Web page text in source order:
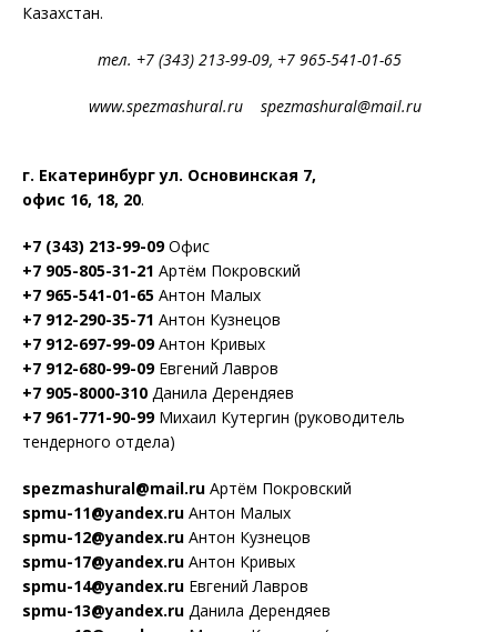
Казахстан.
тел. +7 (343) 213-99-09, +7 965-541-01-65
www.spezmashural.ru spezmashural@mail.ru
г. Екатеринбург ул. Основинская 7,
офис 16, 18, 20.
+7 (343) 213-99-09Офис
+7 905-805-31-21 Артём Покровский
+7 965-541-01-65 Антон Малых
+7 912-290-35-71 Антон Кузнецов
+7 912-697-99-09Антон Кривых
+7 912-680-99-09Евгений Лавров
+7 905-8000-310 Данила Дерендяев
+7 961-771-90-99Михаил Кутергин (руководитель
тендерного отдела)
spezmashural@mail.ru Артём Покровский
spmu-11@yandex.ru Антон Малых
spmu-12@yandex.ru Антон Кузнецов
spmu-17@yandex.ru Антон Кривых
spmu-14@yandex.ru Евгений Лавров
spmu-13@yandex.ru Данила Дерендяев